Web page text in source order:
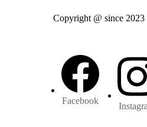
Copyright @ since
Facebook